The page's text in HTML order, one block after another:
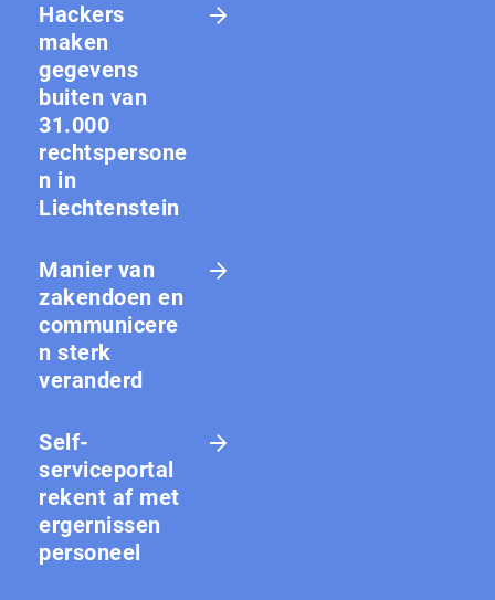
Hackers
maken
gegevens
buiten van
31.000
rechtspersone
n in
Liechtenstein
Manier van
zakendoen en
communicere
n sterk
veranderd
Self-
serviceportal
rekent af met
ergernissen
personeel